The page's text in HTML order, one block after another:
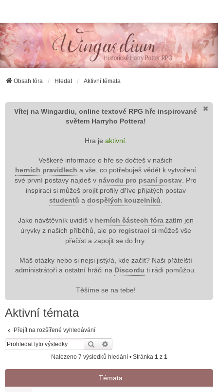
Wingardium RPG
Obsah fóra Hledat Aktivní témata
Vítej na Wingardiu, online textové RPG hře inspirované
světem Harryho Pottera!
Hra je aktivní.
Veškeré informace o hře se dočteš v našich
herních pravidlech a vše, co potřebuješ vědět k vytvoření
své první postavy najdeš v návodu pro psaní postav. Pro
inspiraci si můžeš projít profily dříve přijatých postav
studentů a dospělých kouzelníků.
Jako návštěvník uvidíš v herních částech fórazatím jen
úryvky z našich příběhů, ale po registraci si můžeš vše
přečíst a zapojit se do hry.
Máš otázky nebo si nejsi jistý/á, kde začít? Naši přátelští
administrátoři a ostatní hráči na Discordu ti rádi pomůžou.
Těšíme se na tebe!
Aktivní témata
Přejít na rozšířené vyhledávání
Hledat
Nalezeno 7 výsledků hledání • Stránka 1z 1
Témata